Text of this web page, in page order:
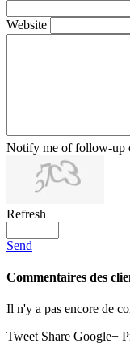
Website
Notify me of follow-up
Refresh
Send
Commentaires des
Il n'y a pas encore de
Tweet Share Google+